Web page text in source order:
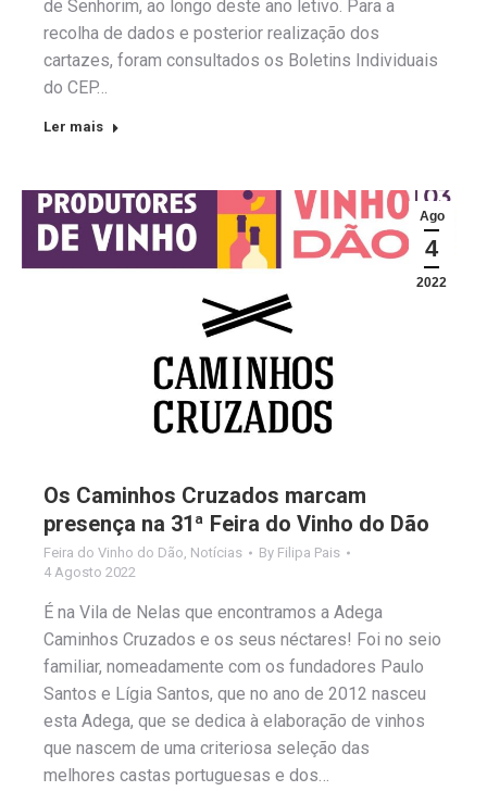
de Senhorim, ao longo deste ano letivo. Para a
recolha de dados e posterior realização dos
cartazes, foram consultados os Boletins Individuais
do CEP…
Ler mais
Ago
4
2022
Os Caminhos Cruzados marcam
presença na 31ª Feira do Vinho do Dão
Feira do Vinho do Dão Notícias By Filipa Pais
4 Agosto 2022
É na Vila de Nelas que encontramos a Adega
Caminhos Cruzados e os seus néctares! Foi no seio
familiar, nomeadamente com os fundadores Paulo
Santos e Lígia Santos, que no ano de 2012 nasceu
esta Adega, que se dedica à elaboração de vinhos
que nascem de uma criteriosa seleção das
melhores castas portuguesas e dos…